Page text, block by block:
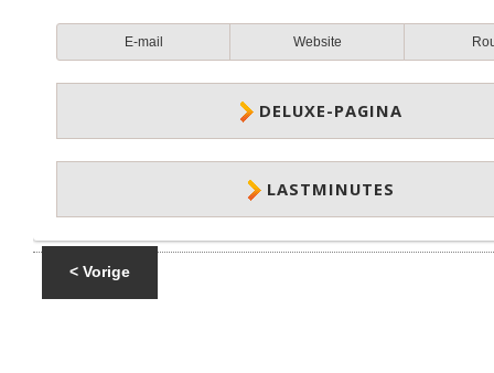
E-mail Website
DELUXE-PAGINA
LASTMINUTES
< Vorige